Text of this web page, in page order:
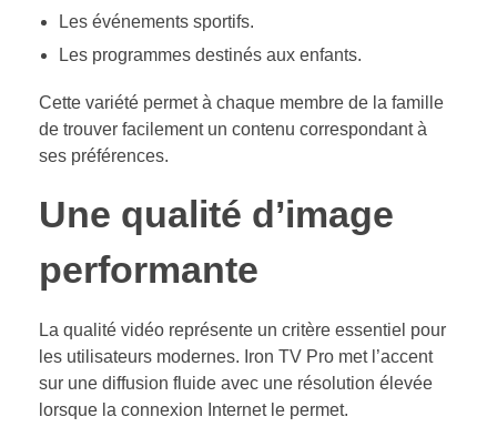
Les événements sportifs.
Les programmes destinés aux enfants.
Cette variété permet à chaque membre de la famille
de trouver facilement un contenu correspondant à
ses préférences.
Une qualité d’image
performante
La qualité vidéo représente un critère essentiel pour
les utilisateurs modernes. Iron TV Pro met l’accent
sur une diffusion fluide avec une résolution élevée
lorsque la connexion Internet le permet.